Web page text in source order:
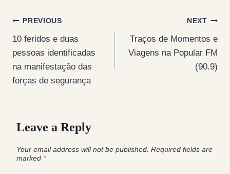
Post
navigation
PREVIOUS
10 feridos e duas
pessoas identificadas
na manifestação das
forças de segurança
NEXT
Traços de Momentos e
Viagens na Popular FM
(90.9)
Leave a Reply
Your email address will not be published. Required fields are
marked *